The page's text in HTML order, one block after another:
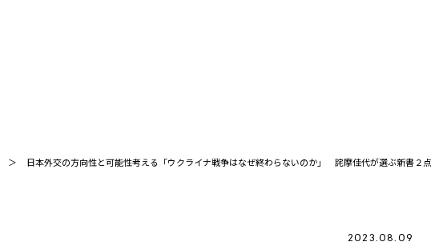
日本外交の方向性と可能性考える「ウクライナ戦争はなぜ終わらないのか」 詫摩佳代が選ぶ新書２点
2023.08.09